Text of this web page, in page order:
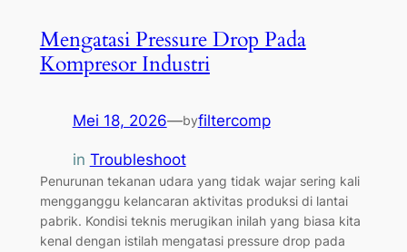
Mengatasi Pressure Drop Pada
Kompresor Industri
Mei 18, 2026—byfiltercomp
in Troubleshoot
Penurunan tekanan udara yang tidak wajar sering kali
mengganggu kelancaran aktivitas produksi di lantai
pabrik. Kondisi teknis merugikan inilah yang biasa kita
kenal dengan istilah mengatasi pressure drop pada